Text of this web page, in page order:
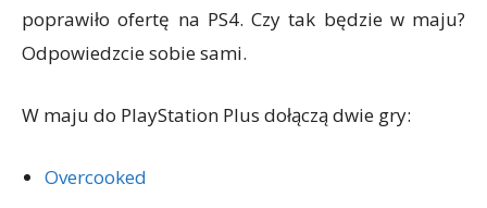
poprawiło ofertę na PS4. Czy tak będzie w maju?
Odpowiedzcie sobie sami.
W maju do PlayStation Plus dołączą dwie gry:
Overcooked